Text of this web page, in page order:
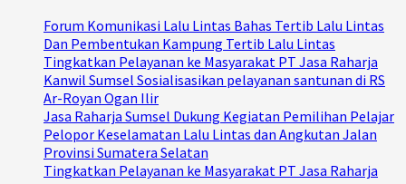
Forum Komunikasi Lalu Lintas Bahas Tertib Lalu Lintas
Dan Pembentukan Kampung Tertib Lalu Lintas
Tingkatkan Pelayanan ke Masyarakat PT Jasa Raharja
Kanwil Sumsel Sosialisasikan pelayanan santunan di RS
Ar-Royan Ogan Ilir
Jasa Raharja Sumsel Dukung Kegiatan Pemilihan Pelajar
Pelopor Keselamatan Lalu Lintas dan Angkutan Jalan
Provinsi Sumatera Selatan
Tingkatkan Pelayanan ke Masyarakat PT Jasa Raharja